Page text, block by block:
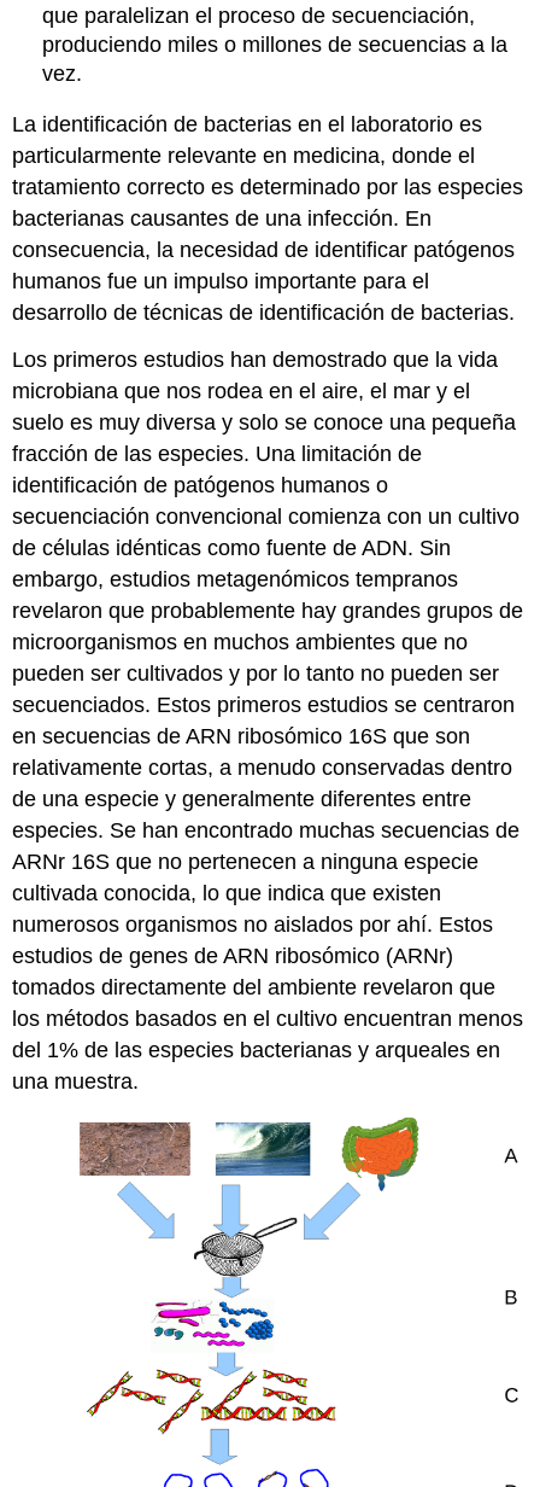
que paralelizan el proceso de secuenciación,
produciendo miles o millones de secuencias a la
vez.
La identificación de bacterias en el laboratorio es
particularmente relevante en medicina, donde el
tratamiento correcto es determinado por las especies
bacterianas causantes de una infección. En
consecuencia, la necesidad de identificar patógenos
humanos fue un impulso importante para el
desarrollo de técnicas de identificación de bacterias.
Los primeros estudios han demostrado que la vida
microbiana que nos rodea en el aire, el mar y el
suelo es muy diversa y solo se conoce una pequeña
fracción de las especies. Una limitación de
identificación de patógenos humanos o
secuenciación convencional comienza con un cultivo
de células idénticas como fuente de ADN. Sin
embargo, estudios metagenómicos tempranos
revelaron que probablemente hay grandes grupos de
microorganismos en muchos ambientes que no
pueden ser cultivados y por lo tanto no pueden ser
secuenciados. Estos primeros estudios se centraron
en secuencias de ARN ribosómico 16S que son
relativamente cortas, a menudo conservadas dentro
de una especie y generalmente diferentes entre
especies. Se han encontrado muchas secuencias de
ARNr 16S que no pertenecen a ninguna especie
cultivada conocida, lo que indica que existen
numerosos organismos no aislados por ahí. Estos
estudios de genes de ARN ribosómico (ARNr)
tomados directamente del ambiente revelaron que
los métodos basados en el cultivo encuentran menos
del 1% de las especies bacterianas y arqueales en
una muestra.